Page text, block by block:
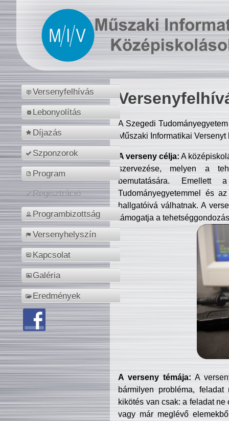
Versenyfelhívás
Lebonyolítás
Díjazás
Szponzorok
Program
Regisztráció
Programbizottság
Versenyhelyszín
Kapcsolat
Galéria
Eredmények
A Szegedi
Műszaki Informatikai
A verseny célja: A
szervezése, melyen a
bemutatására. Emellett
Tudományegyetemmel és
hallgatóivá válhatnak. A
támogatja a
A verseny témája: A
bármilyen probléma, feladat
kikötés van csak: a feladat
vagy már meglévő